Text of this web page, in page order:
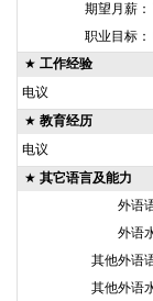
期望月薪：
职业目标：
★ 工作经验
电议
★ 教育经历
电议
★ 其它语言及能力
外语
外语
其他外语
其他外语